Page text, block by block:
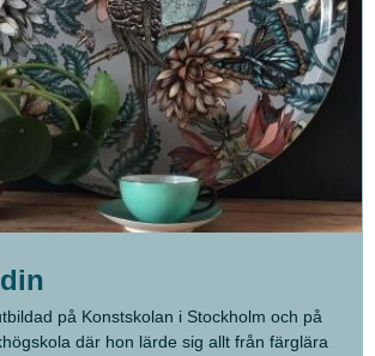
på Konstskolan i Stockholm och på
där hon lärde sig allt från färglära